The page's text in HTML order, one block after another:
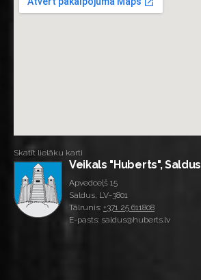
Skatīt lielāku karti
Veikals "Huberts", Saldus
Apvedceļš 15
Saldus, LV-3801
Tālrunis: +371 25 611808
E-pasts: saldus@huberts.lv